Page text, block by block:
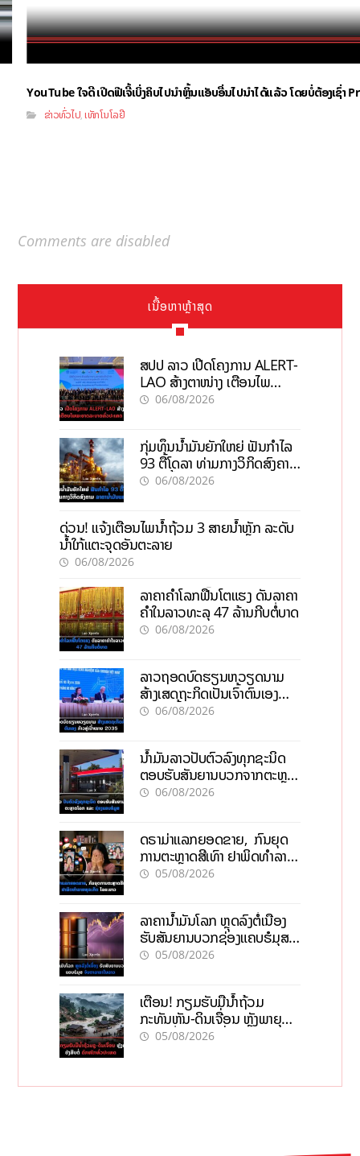
YouTube ໃຈດີ ເປີດຟີເຈີ້ເບິ່ງຄິບໄປນຳຫຼິ້ນແອັບອື່ນໄປນຳໄດ້ແລ້ວ ໂດຍບໍ່ຕ້ອງເຊົ່າ
ຂ່າວທົ່ວໄປ ,ເທັກໂນໂລຢີ
Comments are disabled
ເນື້ອຫາຫຼ້າສຸດ
ສປປ ລາວ ເປີດໂຄງການ ALERT-
LAO ສ້າງຕາໜ່າງ ເຕືອນໄພ
ພະຍາດລະບາດທົ່ວປະເທດ
06/08/2026
ກຸ່ມທຶນນ້ຳມັນຍັກໃຫຍ່ ຟັນກຳໄລ
93 ຕື້ໂດລາ ທ່າມກາງວິກິດສົງຄາມ
ລາຄານໍ້າມັນແພງ
06/08/2026
ດ່ວນ! ແຈ້ງເຕືອນໄພນໍ້າຖ້ວມ 3 ສາຍນໍ້າຫຼັກ ລະດັບ
ນໍ້າໃກ້ແຕະຈຸດອັນຕະລາຍ
06/08/2026
ລາຄາຄຳໂລກຟື້ນໂຕແຮງ ດັນລາຄາ
ຄຳໃນລາວທະລຸ 47 ລ້ານກີບຕໍ່ບາດ
06/08/2026
ລາວຖອດບົດຮຽນຫວຽດນາມ
ສ້າງເສດຖະກິດເປັນເຈົ້າຕົນເອງ
ກ້າວສູ່ເປົ້າໝາຍ 2035
06/08/2026
ນໍ້າມັນລາວປັບຕົວລົງທຸກຊະນິດ
ຕອບຮັບສັນຍານບວກຈາກຕະຫຼາດ
ໂລກ ແລະ ຊ່ອງແຄບຮໍມູສ
06/08/2026
ດຣາມ່າແລກຍອດຂາຍ, ກົນຍຸດ
ການຕະຫຼາດສີເທົາ ຢາພິດທຳລາຍ
ທຸລະກິດ ໄລຍະຍາວ
05/08/2026
ລາຄານ້ຳມັນໂລກ ຫຼຸດລົງຕໍ່ເນື່ອງ
ຮັບສັນຍານບວກຊ່ອງແຄບຮໍມຸສ
ຈັບຕາລາຄາໃນລາວ
05/08/2026
ເຕືອນ! ກຽມຮັບມືນໍ້າຖ້ວມ
ກະທັນຫັນ-ດິນເຈື່ອນ ຫຼັງພາຍຸຝົນ
ຍັງສືບຕໍ່ຕົກໜັກທົ່ວປະເທດ
05/08/2026